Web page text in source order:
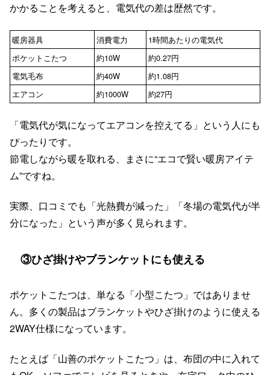
かかることを考えると、電気代の差は歴然です。
暖房器具 消費電力
1時間あたりの電気代
ポケットこたつ
約10W
約0.27円
電気毛布
約40W
約1.08円
エアコン
約1000W 約27円
「電気代が気になってエアコンを控えてる」という人にも
ぴったりです。
節電しながら暖を取れる、まさに“エコで賢い暖房アイテ
ム”ですね。
実際、口コミでも「光熱費が減った」「冬場の電気代が半
分になった」という声が多く見られます。
③ひざ掛けやブランケットにも使える
ポケットこたつは、単なる「小型こたつ」ではありませ
ん。多くの製品はブランケットやひざ掛けのように使える
2WAY仕様になっています。
たとえば「山善のポケットこたつ」は、布団の中に入れて